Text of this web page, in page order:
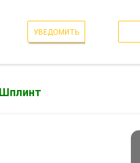
УВЕДОМИТЬ
Шплинт